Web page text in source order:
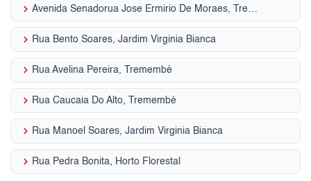
keyboard_arrow_right Avenida Senadorua Jose Ermirio De Moraes, Tremembé
keyboard_arrow_right Rua Bento Soares, Jardim Virginia Bianca
keyboard_arrow_right Rua Avelina Pereira, Tremembé
keyboard_arrow_right Rua Caucaia Do Alto, Tremembé
keyboard_arrow_right Rua Manoel Soares, Jardim Virginia Bianca
keyboard_arrow_right Rua Pedra Bonita, Horto Florestal